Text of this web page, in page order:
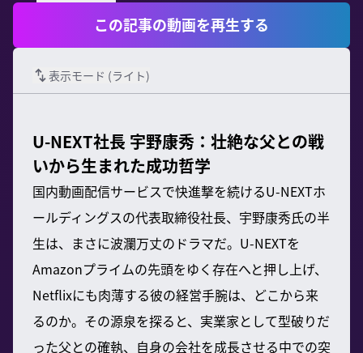
この記事の動画を再生する
表示モード (ライト)
U-NEXT社長 宇野康秀：壮絶な父との戦
いから生まれた成功哲学
国内動画配信サービスで快進撃を続けるU-NEXTホ
ールディングスの代表取締役社長、宇野康秀氏の半
生は、まさに波瀾万丈のドラマだ。U-NEXTを
Amazonプライムの先頭をゆく存在へと押し上げ、
Netflixにも肉薄する彼の経営手腕は、どこから来
るのか。その源泉を探ると、実業家として型破りだ
った父との確執、自身の会社を成長させる中での突